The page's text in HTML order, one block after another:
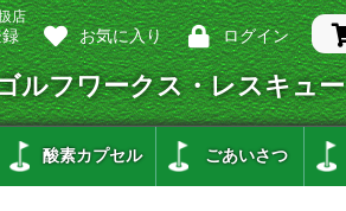
店
お気に入り ログイン
ルフワークス・レスキュー
酸素カプセル ごあいさつ